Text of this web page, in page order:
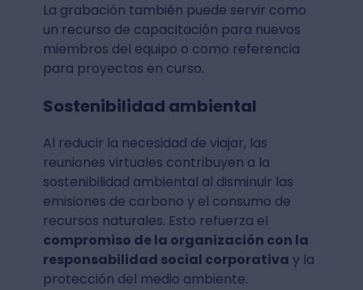
La grabación también puede servir como
un recurso de capacitación para nuevos
miembros del equipo o como referencia
para proyectos en curso.
Sostenibilidad ambiental
Al reducir la necesidad de viajar, las
reuniones virtuales contribuyen a la
sostenibilidad ambiental al disminuir las
emisiones de carbono y el consumo de
recursos naturales. Esto refuerza el
compromiso de la organización con la
responsabilidad social corporativa y la
protección del medio ambiente.